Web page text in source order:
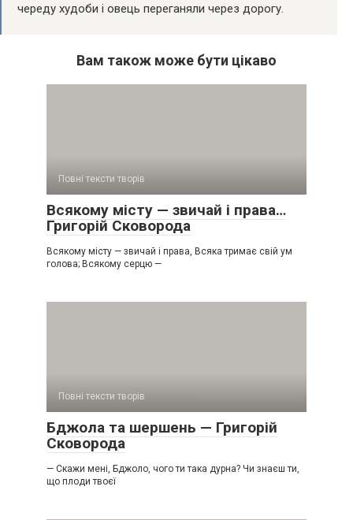
череду худоби і овець переганяли через дорогу.
Вам також може бути цікаво
Повні тексти творів
Всякому місту — звичай і права…
Григорій Сковорода
Всякому місту — звичай і права, Всяка тримає свій ум
голова; Всякому серцю —
Повні тексти творів
Бджола та шершень — Григорій
Сковорода
— Скажи мені, Бджоло, чого ти така дурна? Чи знаєш ти,
що плоди твоєї